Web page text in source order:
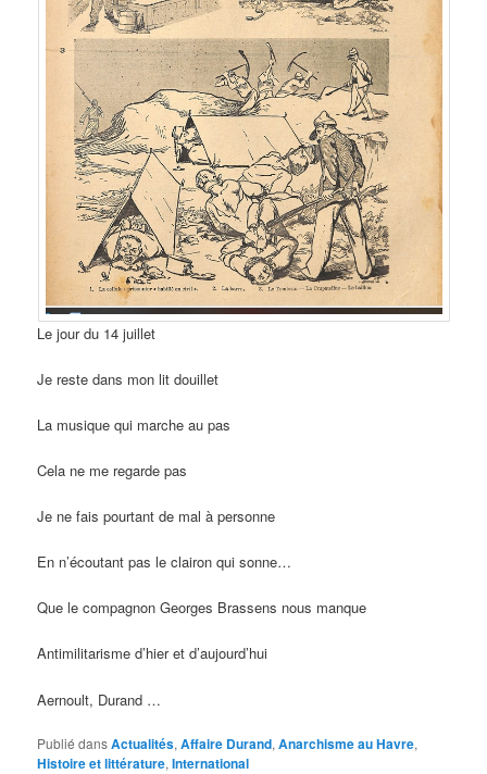
Le jour du 14 juillet
Je reste dans mon lit douillet
La musique qui marche au pas
Cela ne me regarde pas
Je ne fais pourtant de mal à personne
En n’écoutant pas le clairon qui sonne…
Que le compagnon Georges Brassens nous manque
Antimilitarisme d’hier et d’aujourd’hui
Aernoult, Durand …
Publié dansActualités,Affaire Durand,Anarchisme au Havre,
Histoire et littérature,International